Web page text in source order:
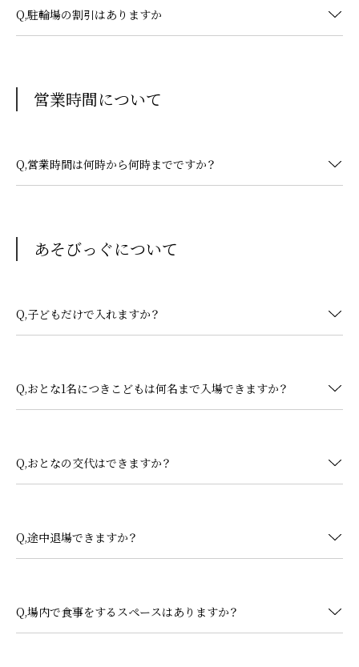
Q,駐輪場の割引はありますか
営業時間について
Q,営業時間は何時から何時までですか？
あそびっぐについて
Q,子どもだけで入れますか？
Q,おとな1名につきこどもは何名まで入場できますか？
Q,おとなの交代はできますか？
Q,途中退場できますか？
Q,場内で食事をするスペースはありますか？